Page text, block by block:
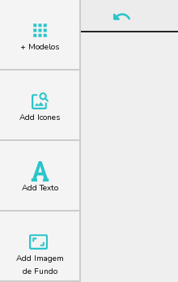
+ Modelos
Add Icones
Add Texto
Add Imagem
de Fundo